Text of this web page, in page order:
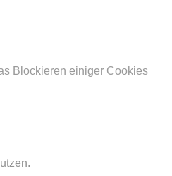
Blockieren einiger Cookies